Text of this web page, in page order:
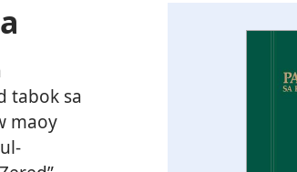
tabok sa
maoy